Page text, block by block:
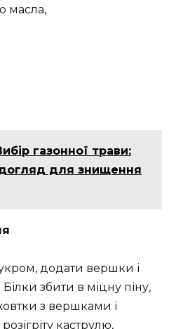
масла,
газонної трави:
догляд для знищення
додати вершки і
збити в міцну піну,
з вершками і
каструлю,